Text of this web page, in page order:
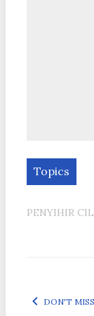
Topics
PENYIHIR
DON'T